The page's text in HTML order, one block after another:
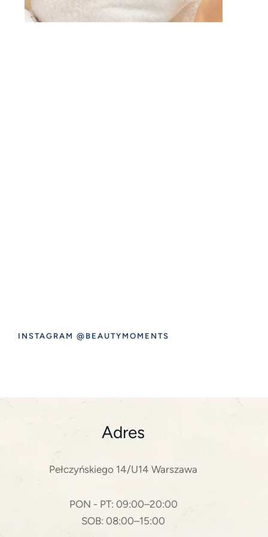
INSTAGRAM @BEAUTYMOMENTS
Adres
Pełczyńskiego 14/U14 Warszawa
PON - PT: 09:00–20:00
SOB: 08:00–15:00